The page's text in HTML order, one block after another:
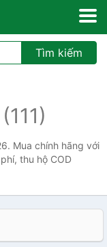
Tìm kiếm
(111)
Mua chính hãng với
thu hộ COD